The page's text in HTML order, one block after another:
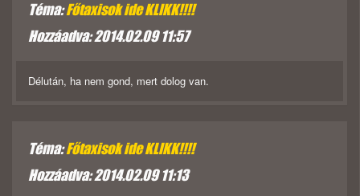
Téma:Főtaxisok ide KLIKK!!!!
Hozzáadva: 2014.02.09 11:57
Délután, ha nem gond, mert dolog van.
Téma:Főtaxisok ide KLIKK!!!!
Hozzáadva: 2014.02.09 11:13